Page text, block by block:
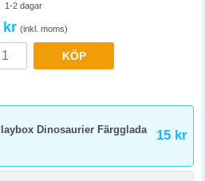
1-2 dagar
kr (inkl. moms)
KÖP
Dinosaurier Färgglada
15 kr